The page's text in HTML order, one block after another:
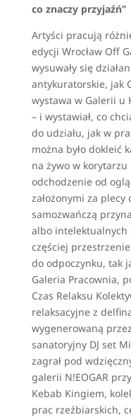
co znaczy przyjaźń”
Artyści pracują
edycji Wrocław Off
wysuwały się
antykuratorskie, jak
wystawa w Galerii u
– i wystawiał, co
do udziału, jak w
można było dokleić
na żywo w
odchodzenie od
założonymi za plecy
samozwańczą
albo intelektualnych
częściej
do odpoczynku, tak
Galeria Pracownia,
Czas Relaksu
relaksacyjne z
wygenerowaną
sanatoryjny DJ set
zagrał pod
galerii N!EOGAR
Kebab Kingiem,
prac rzeźbiarskich,